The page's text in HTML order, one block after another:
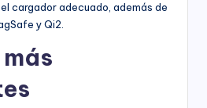
cargador adecuado, además de
y Qi2.